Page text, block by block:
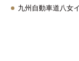
九州自動車道八女